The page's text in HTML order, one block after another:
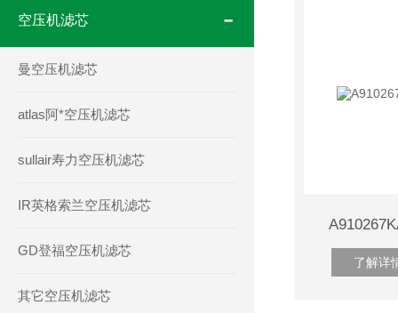
空压机滤芯
曼空压机滤芯
atlas阿*空压机滤芯
sullair寿力空压机滤芯
IR英格索兰空压机滤芯
GD登福空压机滤芯
其它空压机滤芯
了解详